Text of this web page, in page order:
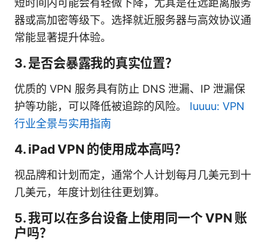
短时间内可能会有轻微下降，尤其是在远距离服务
器或高加密等级下。选择就近服务器与高效协议通
常能显著提升体验。
3. 是否会暴露我的真实位置？
优质的 VPN 服务具有防止 DNS 泄漏、IP 泄漏保
护等功能，可以降低被追踪的风险。 Iuuuu: VPN
行业全景与实用指南
4. iPad VPN 的使用成本高吗？
视品牌和计划而定，通常个人计划每月几美元到十
几美元，年度计划往往更划算。
5. 我可以在多台设备上使用同一个 VPN 账
户吗？